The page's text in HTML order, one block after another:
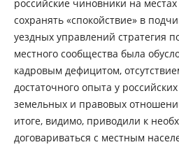
российские чиновники на
сохранять «спокойствие» в
уездных управлений стратегия
местного сообщества была
кадровым дефицитом,
достаточного опыта у
земельных и правовых
итоге, видимо, приводили к
договариваться с местным